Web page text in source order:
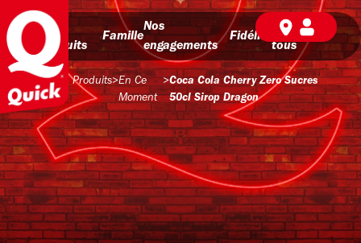
Nos
produits
Famille
Nos
engagements
Fidélité
BD pour
tous
Produits>En Ce
Moment
>Coca Cola Cherry Zero Sucres
50cl Sirop Dragon